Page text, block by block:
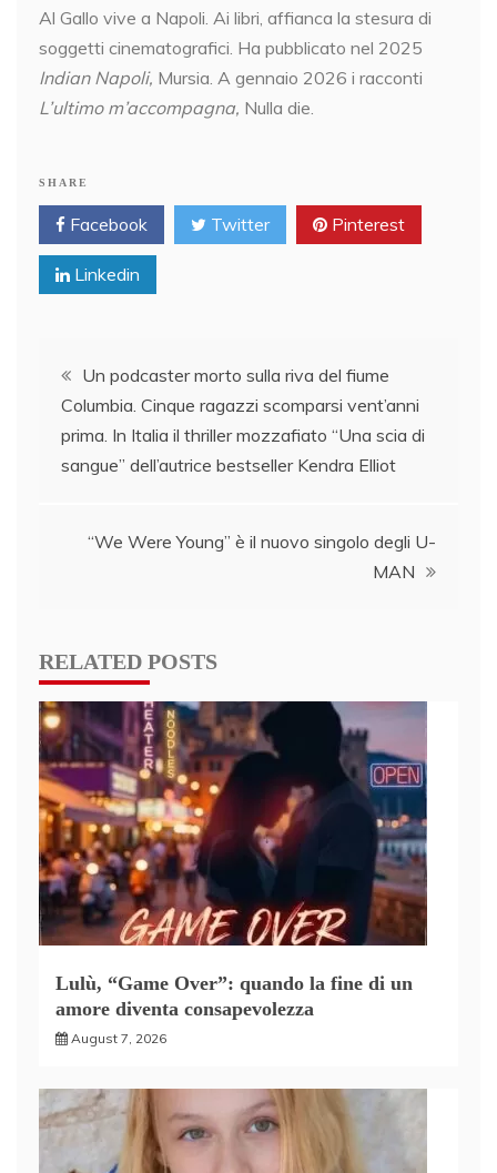
Al Gallo vive a Napoli. Ai libri, affianca la stesura di
soggetti cinematografici. Ha pubblicato nel 2025
Indian Napoli, Mursia. A gennaio 2026 i racconti
L’ultimo m’accompagna, Nulla die.
SHARE
Facebook Twitter Pinterest
Linkedin
Post
navigation
Un podcaster morto sulla riva del fiume
Columbia. Cinque ragazzi scomparsi vent’anni
prima. In Italia il thriller mozzafiato “Una scia di
sangue” dell’autrice bestseller Kendra Elliot
“We Were Young” è il nuovo singolo degli U-
MAN
RELATED POSTS
Lulù, “Game Over”: quando la fine di un
amore diventa consapevolezza
August 7, 2026